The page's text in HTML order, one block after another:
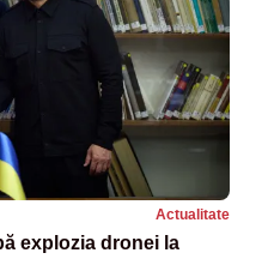
Actualitate
explozia dronei la